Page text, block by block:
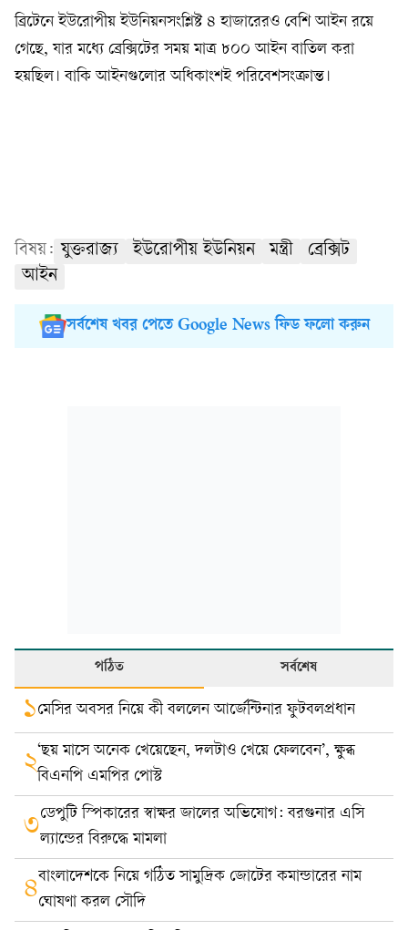
ব্রিটেনে ইউরোপীয় ইউনিয়নসংশ্লিষ্ট ৪ হাজারেরও বেশি আইন রয়ে
গেছে, যার মধ্যে ব্রেক্সিটের সময় মাত্র ৮০০ আইন বাতিল করা
হয়ছিল। বাকি আইনগুলোর অধিকাংশই পরিবেশসংক্রান্ত।
বিষয়: যুক্তরাজ্য ইউরোপীয় ইউনিয়ন মন্ত্রী
ব্রেক্সিট
আইন
সর্বশেষ খবর পেতে Google News ফিড ফলো করুন
পঠিত সর্বশেষ
১মেসির অবসর নিয়ে কী বললেন আর্জেন্টিনার ফুটবলপ্রধান
২‘ছয় মাসে অনেক খেয়েছেন, দলটাও খেয়ে ফেলবেন’, ক্ষুব্ধ
বিএনপি এমপির পোস্ট
৩ডেপুটি স্পিকারের স্বাক্ষর জালের অভিযোগ: বরগুনার এসি
ল্যান্ডের বিরুদ্ধে মামলা
৪বাংলাদেশকে নিয়ে গঠিত সামুদ্রিক জোটের কমান্ডারের নাম
ঘোষণা করল সৌদি